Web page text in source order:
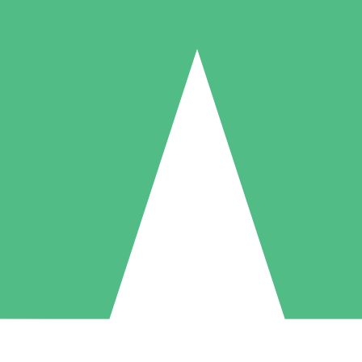
Individuella Kreditpaket
per användning med nedladdningskrediter. Inget månatligt åtagande
5 Nedladdningar
US$